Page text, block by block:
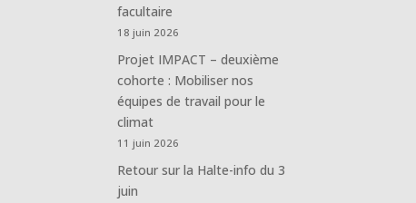
facultaire
18 juin 2026
Projet IMPACT – deuxième
cohorte : Mobiliser nos
équipes de travail pour le
climat
11 juin 2026
Retour sur la Halte-info du 3
juin